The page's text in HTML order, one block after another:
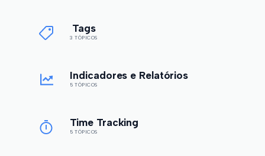
Tags
3 TÓPICOS
Indicadores e Relatórios
5 TÓPICOS
Time Tracking
5 TÓPICOS